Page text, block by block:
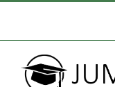
Zum
springen